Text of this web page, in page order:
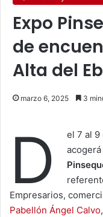
Expo
de
Alta del
marzo 6, 2025 3
D el 7 al 9
Empresarios,
Pabellón Ángel Calvo